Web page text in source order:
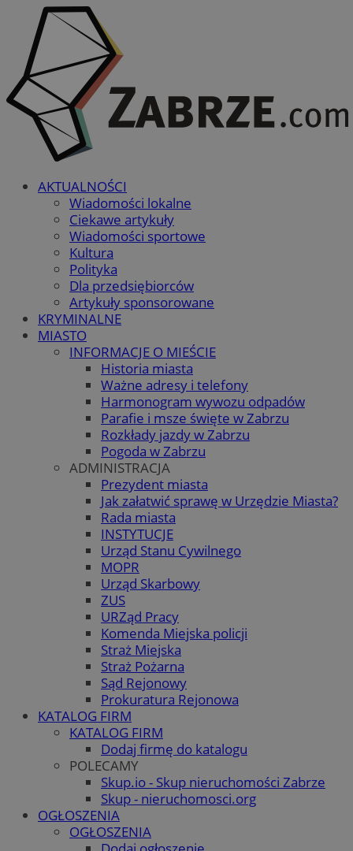
AKTUALNOŚCI
Wiadomości lokalne
Ciekawe artykuły
Wiadomości sportowe
Kultura
Polityka
Dla przedsiębiorców
Artykuły sponsorowane
KRYMINALNE
MIASTO
INFORMACJE O MIEŚCIE
Historia miasta
Ważne adresy i telefony
Harmonogram wywozu odpadów
Parafie i msze święte w Zabrzu
Rozkłady jazdy w Zabrzu
Pogoda w Zabrzu
ADMINISTRACJA
Prezydent miasta
Jak załatwić sprawę w Urzędzie Miasta?
Rada miasta
INSTYTUCJE
Urząd Stanu Cywilnego
MOPR
Urząd Skarbowy
ZUS
URZąd Pracy
Komenda Miejska policji
Straż Miejska
Straż Pożarna
Sąd Rejonowy
Prokuratura Rejonowa
KATALOG FIRM
KATALOG FIRM
Dodaj firmę do katalogu
POLECAMY
Skup.io - Skup nieruchomości Zabrze
Skup - nieruchomosci.org
OGŁOSZENIA
OGŁOSZENIA